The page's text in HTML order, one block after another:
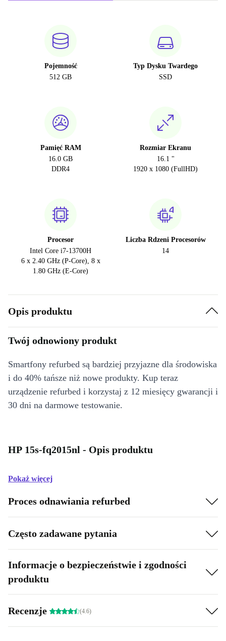
Pojemność
512 GB
Typ Dysku Twardego
SSD
Pamięć RAM
16.0 GB
DDR4
Rozmiar Ekranu
16.1 "
1920 x 1080 (FullHD)
Procesor
Intel Core i7-13700H
6 x 2.40 GHz (P-Core), 8 x
1.80 GHz (E-Core)
Liczba Rdzeni Procesorów
14
Opis produktu
Twój odnowiony produkt
Smartfony refurbed są bardziej przyjazne dla środowiska
i do 40% tańsze niż nowe produkty. Kup teraz
urządzenie refurbed i korzystaj z 12 miesięcy gwarancji i
30 dni na darmowe testowanie.
HP 15s-fq2015nl - Opis produktu
Pokaż więcej
Proces odnawiania refurbed
Często zadawane pytania
Informacje o bezpieczeństwie i zgodności
produktu
Recenzje (4.6)